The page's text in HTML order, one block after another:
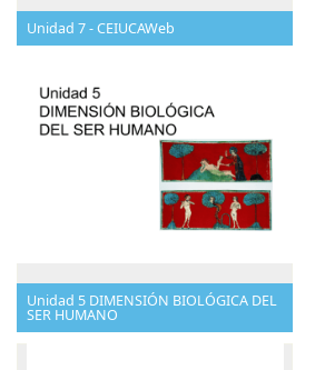
Unidad 7 - CEIUCAWeb
Unidad 5 DIMENSIÓN BIOLÓGICA DEL
SER HUMANO